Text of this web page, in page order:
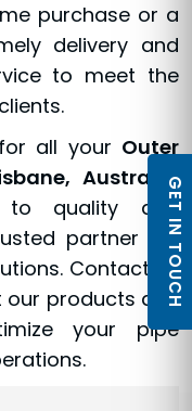
purchase or a
delivery and
to meet the
for all your Outer
Australia.
to quality and
partner for
Contact us
products and
your pipe
GET IN TOUCH